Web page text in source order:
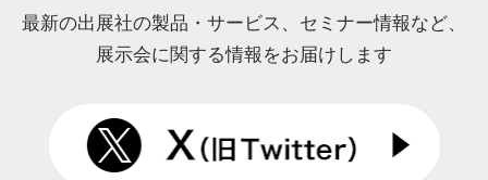
最新の出展社の製品・サービス、セミナー情報など、
展示会に関する情報をお届けします